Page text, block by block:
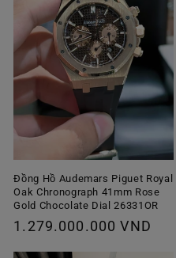
Đồng Hồ Audemars Piguet Royal
Oak Chronograph 41mm Rose
Gold Chocolate Dial 26331OR
Giá
1.279.000.000 VND